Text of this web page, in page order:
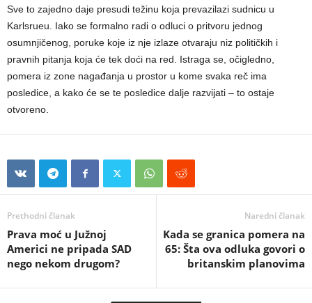
Sve to zajedno daje presudi težinu koja prevazilazi sudnicu u
Karlsrueu. Iako se formalno radi o odluci o pritvoru jednog
osumnjičenog, poruke koje iz nje izlaze otvaraju niz političkih i
pravnih pitanja koja će tek doći na red. Istraga se, očigledno,
pomera iz zone nagađanja u prostor u kome svaka reč ima
posledice, a kako će se te posledice dalje razvijati – to ostaje
otvoreno.
Prethodni članak
Prava moć u Južnoj
Americi ne pripada SAD
nego nekom drugom?
Naredni članak
Kada se granica pomera na
65: Šta ova odluka govori o
britanskim planovima